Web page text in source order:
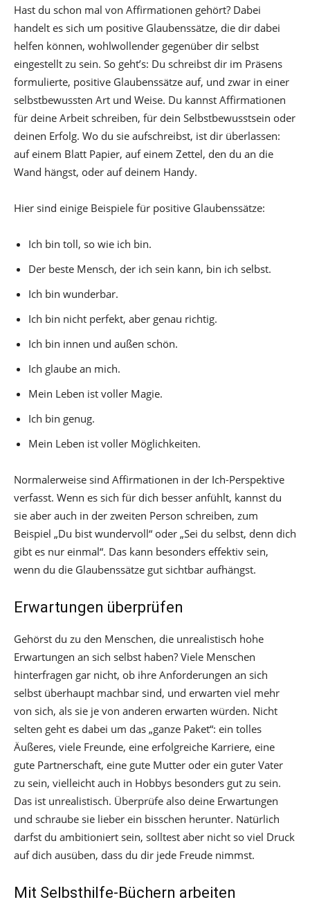
Hast du schon mal von Affirmationen gehört? Dabei
handelt es sich um positive Glaubenssätze, die dir dabei
helfen können, wohlwollender gegenüber dir selbst
eingestellt zu sein. So geht’s: Du schreibst dir im Präsens
formulierte, positive Glaubenssätze auf, und zwar in einer
selbstbewussten Art und Weise. Du kannst Affirmationen
für deine Arbeit schreiben, für dein Selbstbewusstsein oder
deinen Erfolg. Wo du sie aufschreibst, ist dir überlassen:
auf einem Blatt Papier, auf einem Zettel, den du an die
Wand hängst, oder auf deinem Handy.
Hier sind einige Beispiele für positive Glaubenssätze:
Ich bin toll, so wie ich bin.
Der beste Mensch, der ich sein kann, bin ich selbst.
Ich bin wunderbar.
Ich bin nicht perfekt, aber genau richtig.
Ich bin innen und außen schön.
Ich glaube an mich.
Mein Leben ist voller Magie.
Ich bin genug.
Mein Leben ist voller Möglichkeiten.
Normalerweise sind Affirmationen in der Ich-Perspektive
verfasst. Wenn es sich für dich besser anfühlt, kannst du
sie aber auch in der zweiten Person schreiben, zum
Beispiel „Du bist wundervoll“ oder „Sei du selbst, denn dich
gibt es nur einmal“. Das kann besonders effektiv sein,
wenn du die Glaubenssätze gut sichtbar aufhängst.
Erwartungen überprüfen
Gehörst du zu den Menschen, die unrealistisch hohe
Erwartungen an sich selbst haben? Viele Menschen
hinterfragen gar nicht, ob ihre Anforderungen an sich
selbst überhaupt machbar sind, und erwarten viel mehr
von sich, als sie je von anderen erwarten würden. Nicht
selten geht es dabei um das „ganze Paket“: ein tolles
Äußeres, viele Freunde, eine erfolgreiche Karriere, eine
gute Partnerschaft, eine gute Mutter oder ein guter Vater
zu sein, vielleicht auch in Hobbys besonders gut zu sein.
Das ist unrealistisch. Überprüfe also deine Erwartungen
und schraube sie lieber ein bisschen herunter. Natürlich
darfst du ambitioniert sein, solltest aber nicht so viel Druck
auf dich ausüben, dass du dir jede Freude nimmst.
Mit Selbsthilfe-Büchern arbeiten